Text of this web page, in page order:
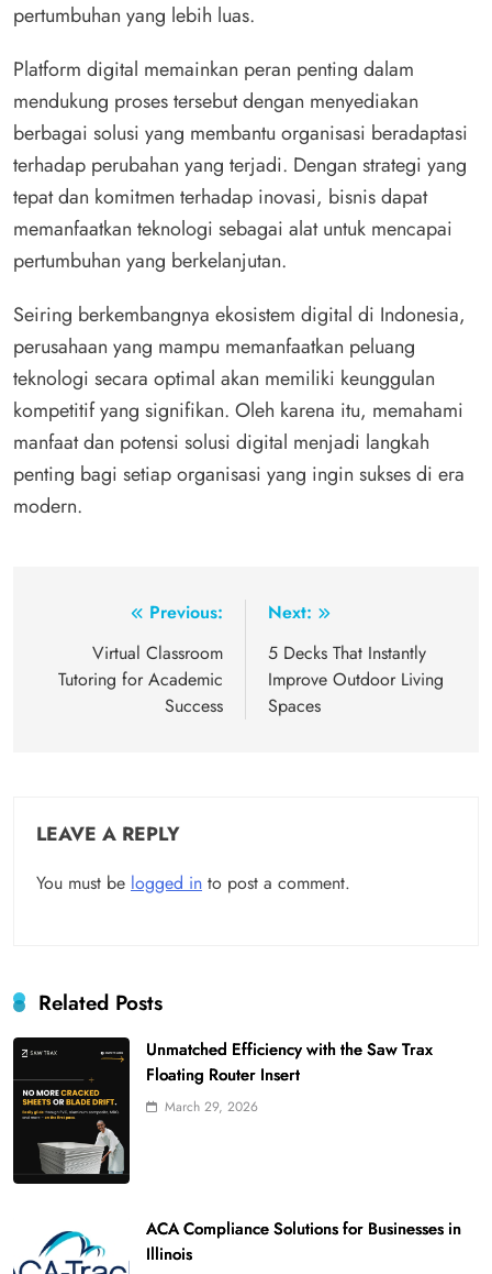
pertumbuhan yang lebih luas.
Platform digital memainkan peran penting dalam
mendukung proses tersebut dengan menyediakan
berbagai solusi yang membantu organisasi beradaptasi
terhadap perubahan yang terjadi. Dengan strategi yang
tepat dan komitmen terhadap inovasi, bisnis dapat
memanfaatkan teknologi sebagai alat untuk mencapai
pertumbuhan yang berkelanjutan.
Seiring berkembangnya ekosistem digital di Indonesia,
perusahaan yang mampu memanfaatkan peluang
teknologi secara optimal akan memiliki keunggulan
kompetitif yang signifikan. Oleh karena itu, memahami
manfaat dan potensi solusi digital menjadi langkah
penting bagi setiap organisasi yang ingin sukses di era
modern.
navigation
Previous:
Virtual Classroom
Tutoring for Academic
Success
Next:
5 Decks That Instantly
Improve Outdoor Living
Spaces
LEAVE A REPLY
You must be logged in to post a comment.
Related Posts
Unmatched Efficiency with the Saw Trax
Floating Router Insert
March 29, 2026
ACA Compliance Solutions for Businesses in
Illinois